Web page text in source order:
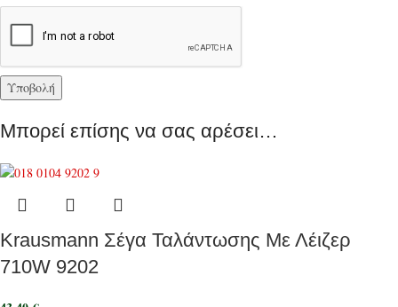
Μπορεί επίσης να σας αρέσει…
Krausmann Σέγα Ταλάντωσης Με Λέιζερ
710W 9202